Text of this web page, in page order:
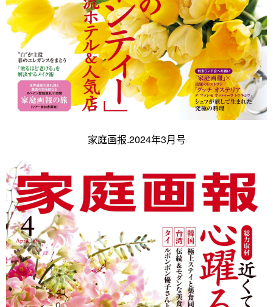
家庭画报.2024年3月号